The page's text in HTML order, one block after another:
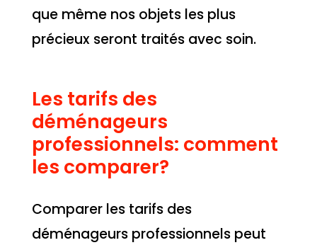
que même nos objets les plus
précieux seront traités avec soin.
Les tarifs des
déménageurs
professionnels: comment
les comparer?
Comparer les tarifs des
déménageurs professionnels peut